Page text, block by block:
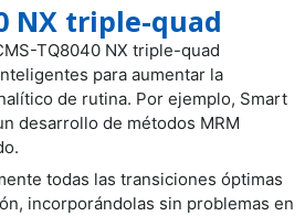
NX triple-quad
TQ8040 NX triple-quad
para aumentar la
de rutina. Por ejemplo, Smart
desarrollo de métodos MRM
todas las transiciones óptimas
incorporándolas sin problemas en